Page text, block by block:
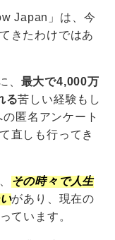
Japan」は、今
きたわけではあ
、 最大で4,000万
る苦しい経験もし
匿名アンケート
直しも行ってき
その時々で人生
があり、現在の
ています。